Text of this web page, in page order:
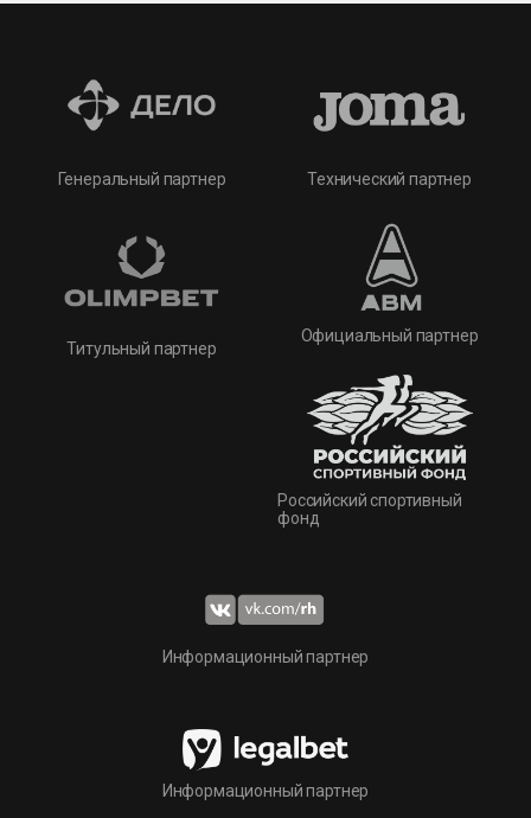
Генеральный партнер
Титульный партнер
Технический партнер
Официальный партнер
Российский спортивный
фонд
Информационный партнер
Информационный партнер